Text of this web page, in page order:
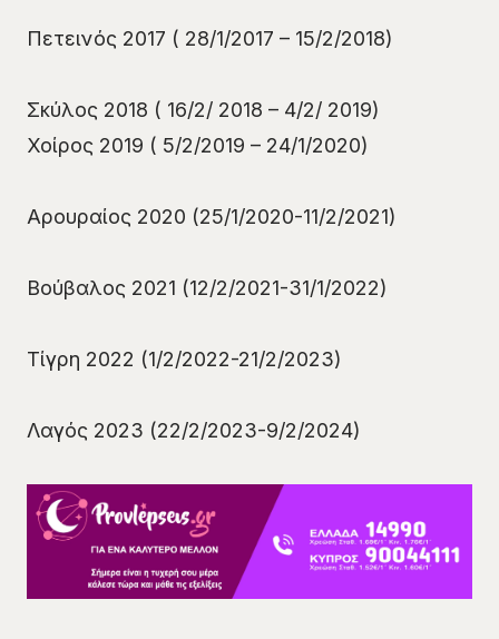
Πετεινός 2017 ( 28/1/2017 – 15/2/2018)
Σκύλος 2018 ( 16/2/ 2018 – 4/2/ 2019)
Χοίρος 2019 ( 5/2/2019 – 24/1/2020)
Αρουραίος 2020 (25/1/2020-11/2/2021)
Βούβαλος 2021 (12/2/2021-31/1/2022)
Τίγρη 2022 (1/2/2022-21/2/2023)
Λαγός 2023 (22/2/2023-9/2/2024)